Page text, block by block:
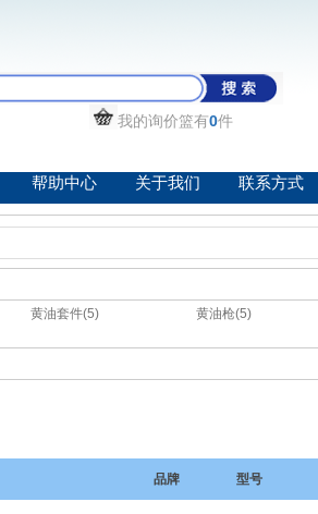
我的询价篮有0件
帮助中心 关于我们 联系方式
黄油套件(5) 黄油枪(5)
品牌 型号